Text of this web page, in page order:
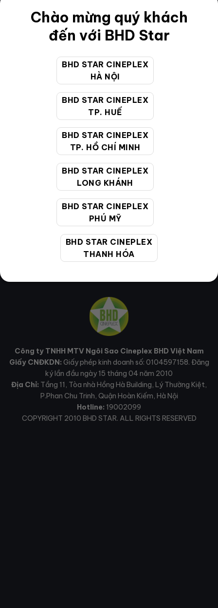
Chào mừng quý khách
đến với BHD Star
BHD STAR CINEPLEX
HÀ NỘI
BHD STAR CINEPLEX
TP. HUẾ
BHD STAR CINEPLEX
TP. HỒ CHÍ MINH
BHD STAR CINEPLEX
LONG KHÁNH
BHD STAR CINEPLEX
PHÚ MỸ
BHD STAR CINEPLEX
THANH HÓA
Điều khoản
Hướng dẫn đặt vé trực tuyến
Chính sách bảo vệ thông tin cá nhân của người tiêu
CHĂM SÓC KHÁCH HÀNG
19002099
gồm cả Lễ, Tết)
cskh@bhdstar.vn
MẠNG XÃ HỘI
Công ty TNHH MTV Ngôi Sao Cineplex BHD Việt Nam
Giấy CNĐKDN: Giấy phép kinh doanh số: 0104597158. Đăng
ký lần đầu ngày 15 tháng 04 năm 2010
Địa Chỉ: Tầng 11, Tòa nhà Hồng Hà Building, Lý Thường Kiệt,
P.Phan Chu Trinh, Quận Hoàn Kiếm, Hà Nội
Hotline: 19002099
COPYRIGHT 2010 BHD STAR. ALL RIGHTS RESERVED